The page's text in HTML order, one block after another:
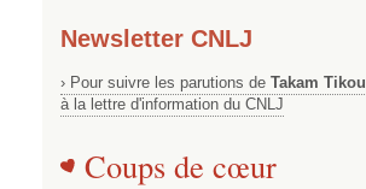
Newsletter CNLJ
› Pour suivre les parutions de Takam Tikou
à la lettre d'information du CNLJ
Coups de cœur